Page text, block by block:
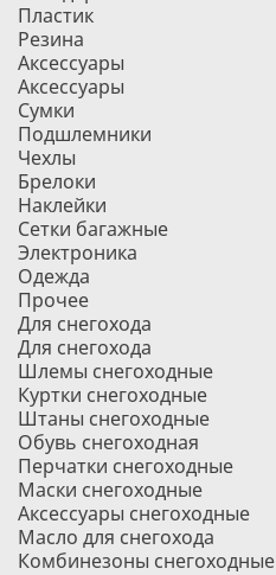
Пластик
Резина
Аксессуары
Аксессуары
Сумки
Подшлемники
Чехлы
Брелоки
Наклейки
Сетки багажные
Электроника
Одежда
Прочее
Для снегохода
Для снегохода
Шлемы снегоходные
Куртки снегоходные
Штаны снегоходные
Обувь снегоходная
Перчатки снегоходные
Маски снегоходные
Аксессуары снегоходные
Масло для снегохода
Комбинезоны снегоходные